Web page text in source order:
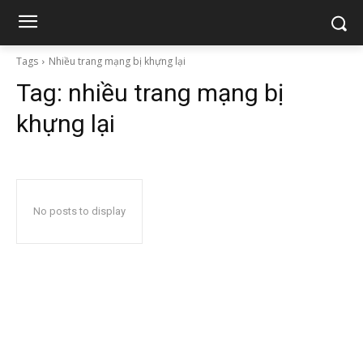
Tags Nhiều trang mạng bị khựng lại
Tag: nhiều trang mạng bị
khựng lại
No posts to display